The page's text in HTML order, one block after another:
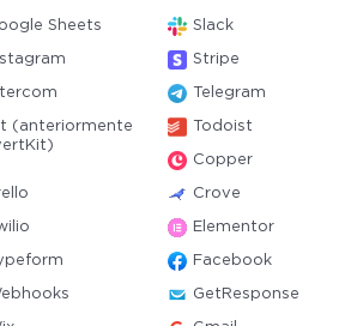
Sheets Slack
Stripe
Telegram
(anteriormente
Todoist
Copper
Crove
Elementor
Facebook
GetResponse